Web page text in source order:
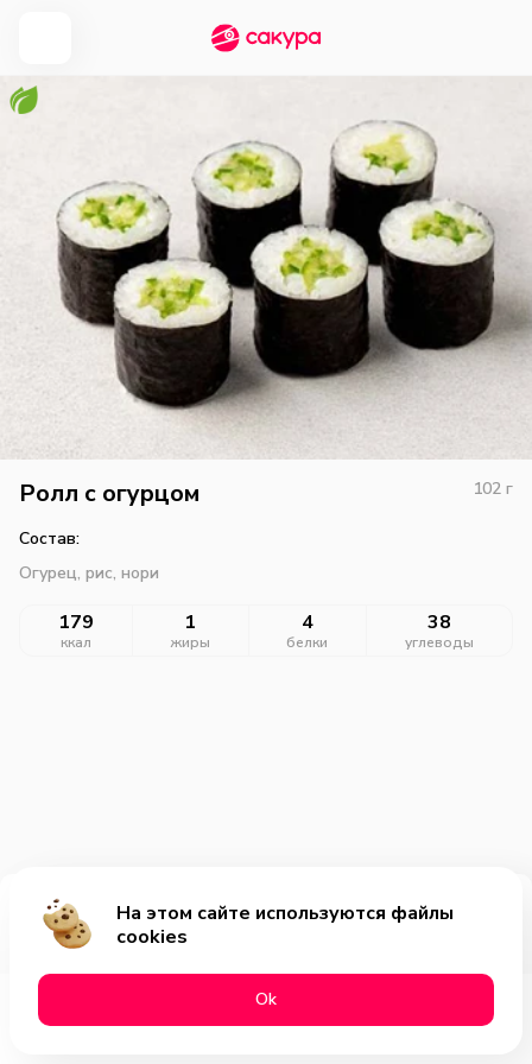
Ролл с огурцом 102 г
Состав:
Огурец, рис, нори
179
ккал
1
жиры
4
белки
38
углеводы
Добавить за 229₽
На этом сайте используются файлы
cookies
Оk